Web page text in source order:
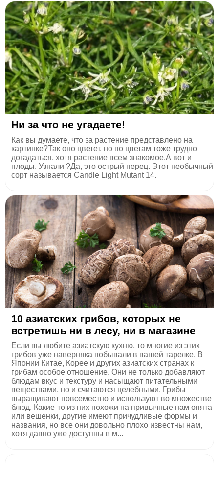
Ни за что не угадаете!
Как вы думаете, что за растение представлено на
картинке?Так оно цветет, но по цветам тоже трудно
догадаться, хотя растение всем знакомое.А вот и
плоды. Узнали ?Да, это острый перец. Этот необычный
сорт называется Candle Light Mutant 14.
10 азиатских грибов, которых не
встретишь ни в лесу, ни в магазине
Если вы любите азиатскую кухню, то многие из этих
грибов уже наверняка побывали в вашей тарелке. В
Японии Китае, Корее и других азиатских странах к
грибам особое отношение. Они не только добавляют
блюдам вкус и текстуру и насыщают питательными
веществами, но и считаются целебными. Грибы
выращивают повсеместно и используют во множестве
блюд. Какие-то из них похожи на привычные нам опята
или вешенки, другие имеют причудливые формы и
названия, но все они довольно плохо известны нам,
хотя давно уже доступны в м...